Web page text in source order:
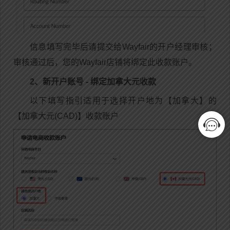
信息填写完毕后请提交给Wayfair的开户经理审核；
审核通过后，您的Wayfair店铺将绑定此收款账户。
2、新开户账号 - 绑定加拿大元收款
以下填写指引适用于选择开户地为【加拿大】的
【加拿大元(CAD)】收款账户